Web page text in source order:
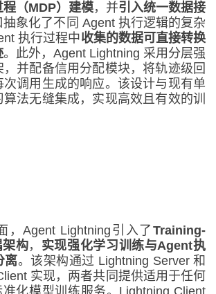
（MDP） 建模，并引入统一数据接
抽象化了不同 Agent 执行逻辑的复杂
执行过程中收集的数据可直接转换
。此外，Agent Lightning 采用分层强
，并配备信用分配模块，将轨迹级回
次调用生成的响应。该设计与现有单
法无缝集成，实现高效且有效的训
，Agent Lightning引入了 Training-
架构， 实现强化学习训练与Agent执
离。该架构通过 Lightning Server 和
实现，两者共同提供适用于任何
化模型训练服务。Lightning Client